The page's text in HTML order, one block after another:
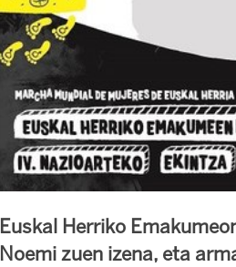
Euskal Herriko
Noemi zuen izena, eta